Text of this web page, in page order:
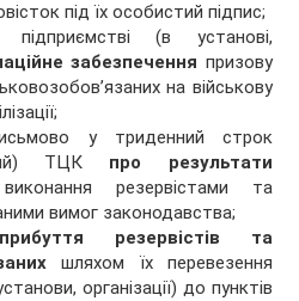
під їх особистий підпис;
(в установі,
забезпечення призову
на військову
у триденний строк
ТЦК про результати
резервістами та
вимог законодавства;
резервістів та
шляхом їх перевезення
організації) до пунктів